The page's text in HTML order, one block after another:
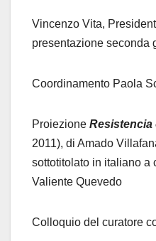
Vincenzo Vita,
presentazione seconda
Coordinamento Paola
Proiezione Resistencia
2011), di Amado
sottotitolato in italiano a
Valiente Quevedo
Colloquio del curatore